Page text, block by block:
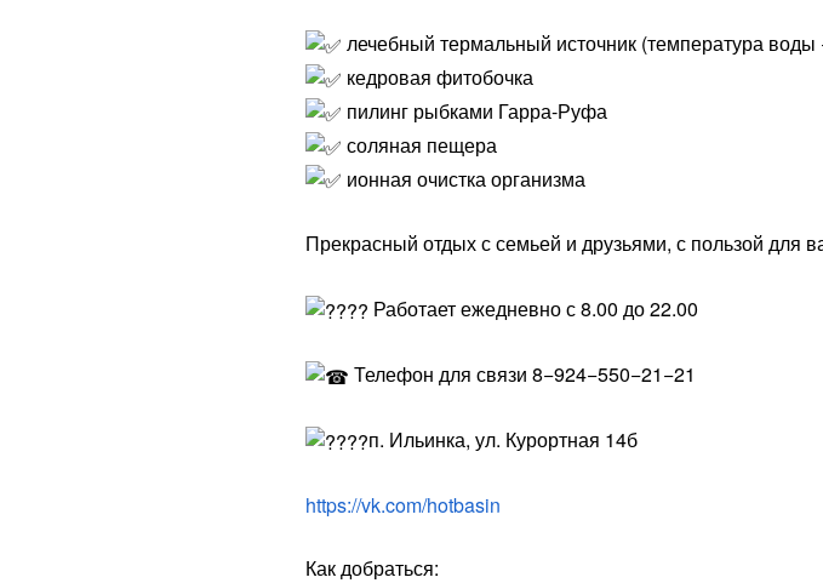
лечебный термальный источник (температура воды
кедровая фитобочка
пилинг рыбками Гарра-Руфа
соляная пещера
ионная очистка организма
Прекрасный отдых с семьей и друзьями, с пользой для
Работает ежедневно с 8.00 до 22.00
Телефон для связи 8−924−550−21−21
п. Ильинка, ул. Курортная 14б
https://vk.com/hotbasin
Как добраться: